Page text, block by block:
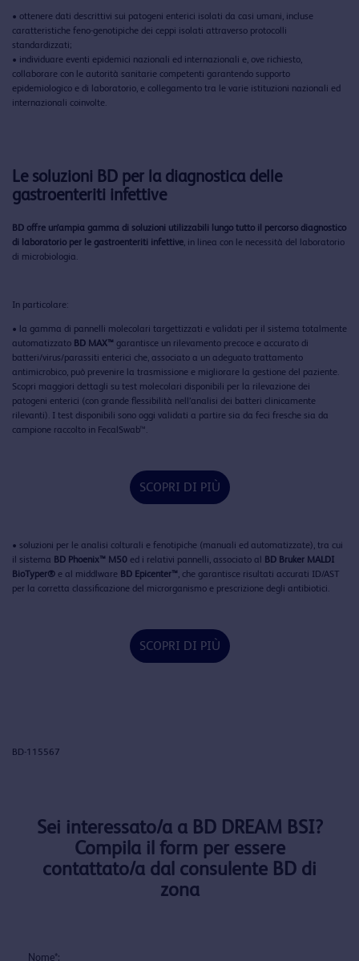
• ottenere dati descrittivi sui patogeni enterici isolati da casi umani, incluse
caratteristiche feno-genotipiche dei ceppi isolati attraverso protocolli
standardizzati;
• individuare eventi epidemici nazionali ed internazionali e, ove richiesto,
collaborare con le autorità sanitarie competenti garantendo supporto
epidemiologico e di laboratorio, e collegamento tra le varie istituzioni nazionali ed
internazionali coinvolte.
Le soluzioni BD per la diagnostica delle
gastroenteriti infettive
BD offre un’ampia gamma di soluzioni utilizzabili lungo tutto il percorso diagnostico
di laboratorio per le gastroenteriti infettive , in linea con le necessità del laboratorio
di microbiologia.
In particolare:
• la gamma di pannelli molecolari targettizzati e validati per il sistema totalmente
automatizzato BD MAX™ garantisce un rilevamento precoce e accurato di
batteri/virus/parassiti enterici che, associato a un adeguato trattamento
antimicrobico, può prevenire la trasmissione e migliorare la gestione del paziente.
Scopri maggiori dettagli su test molecolari disponibili per la rilevazione dei
patogeni enterici (con grande flessibilità nell’analisi dei batteri clinicamente
rilevanti). I test disponibili sono oggi validati a partire sia da feci fresche sia da
campione raccolto in FecalSwab™.
SCOPRI DI PIÙ
• soluzioni per le analisi colturali e fenotipiche (manuali ed automatizzate), tra cui
il sistema BD Phoenix™ M50 ed i relativi pannelli, associato al BD Bruker MALDI
BioTyper® e al middlware BD Epicenter™ , che garantisce risultati accurati ID/AST
per la corretta classificazione del microrganismo e prescrizione degli antibiotici.
SCOPRI DI PIÙ
BD-115567
Sei interessato/a a BD DREAM BSI?
Compila il form per essere
contattato/a dal consulente BD di
zona
Nome*: